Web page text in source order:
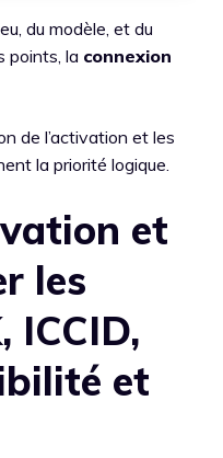
du modèle, et du
points, la connexion
de l’activation et les
la priorité logique.
et
les
ICCID,
et